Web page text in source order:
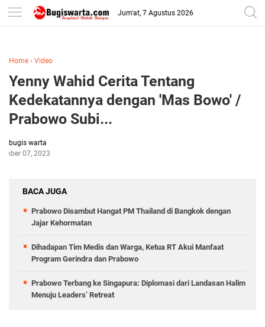
-->
Jum'at, 7 Agustus 2026
Home › Video
Yenny Wahid Cerita Tentang
Kedekatannya dengan 'Mas Bowo' /
Prabowo Subi...
bugis warta
07, 2023
BACA JUGA
Prabowo Disambut Hangat PM Thailand di Bangkok dengan
Jajar Kehormatan
Dihadapan Tim Medis dan Warga, Ketua RT Akui Manfaat
Program Gerindra dan Prabowo
Prabowo Terbang ke Singapura: Diplomasi dari Landasan Halim
Menuju Leaders’ Retreat